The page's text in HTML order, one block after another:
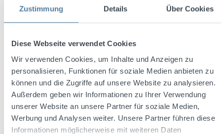
Zustimmung Details Über Cookies
Diese Webseite verwendet Cookies
Wir verwenden Cookies, um Inhalte und Anzeigen zu
personalisieren, Funktionen für soziale Medien anbieten zu
können und die Zugriffe auf unsere Website zu analysieren.
Außerdem geben wir Informationen zu Ihrer Verwendung
unserer Website an unsere Partner für soziale Medien,
Werbung und Analysen weiter. Unsere Partner führen diese
Informationen möglicherweise mit weiteren Daten
Sofort verfügbar, Lieferzeit: 2-5 Werktage (lt. DHL)
Zum Merkzettel hinzufügen
Produktnummer:1041070
Beschreibung
Jose Cuervo Tradicional Reposado – der Tequila, der den
Tequila erfand. Das Original aus Mexiko wird aus genau 3